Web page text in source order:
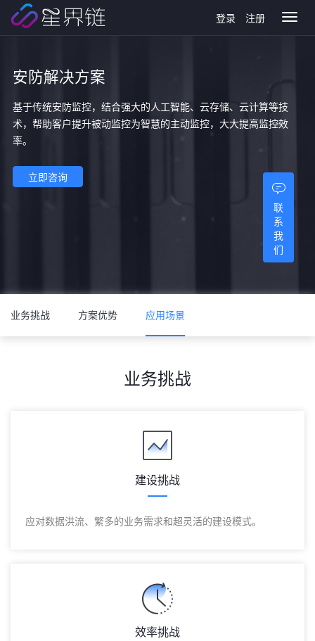
登录 注册
安防解决方案
基于传统安防监控，结合强大的人工智能、云存储、云计算等技
术，帮助客户提升被动监控为智慧的主动监控，大大提高监控效
率。
立即咨询
业务挑战 方案优势 应用场景
业务挑战
建设挑战
应对数据洪流、繁多的业务需求和超灵活的建设模式。
效率挑战
联
系
我
们